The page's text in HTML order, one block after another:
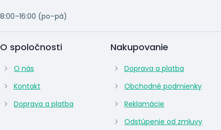
8:00–16:00 (po–pá)
O spoločnosti
O nás
Kontakt
Doprava a platba
Nakupovanie
Doprava a platba
Obchodné podmienky
Reklamácie
Odstúpenie od zmluvy